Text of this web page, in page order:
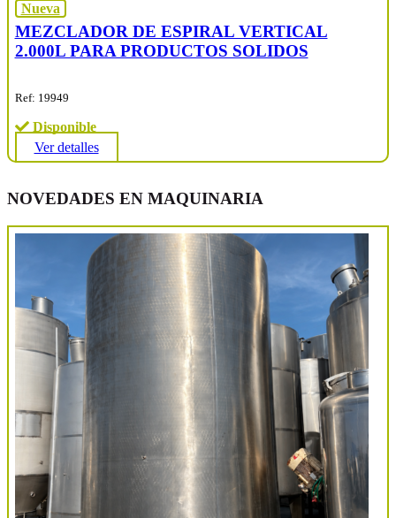
Nueva
MEZCLADOR DE ESPIRAL VERTICAL
2.000L PARA PRODUCTOS SOLIDOS
Ref: 19949
Disponible
Ver detalles
NOVEDADES EN MAQUINARIA